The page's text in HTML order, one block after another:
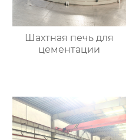
Шахтная печь для
цементации